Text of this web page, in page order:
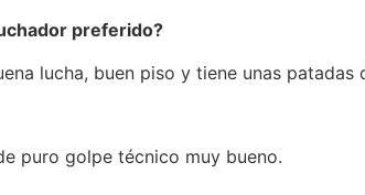
preferido?
lucha, buen piso y tiene unas patadas
puro golpe técnico muy bueno.